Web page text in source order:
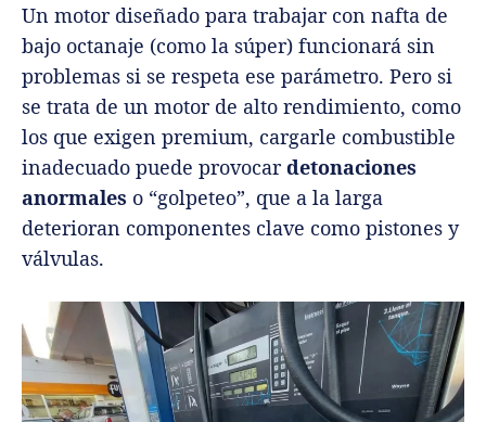
Un motor diseñado para trabajar con nafta de
bajo octanaje (como la súper) funcionará sin
problemas si se respeta ese parámetro. Pero si
se trata de un motor de alto rendimiento, como
los que exigen premium, cargarle combustible
inadecuado puede provocardetonaciones
anormales o “golpeteo”, que a la larga
deterioran componentes clave como pistones y
válvulas.